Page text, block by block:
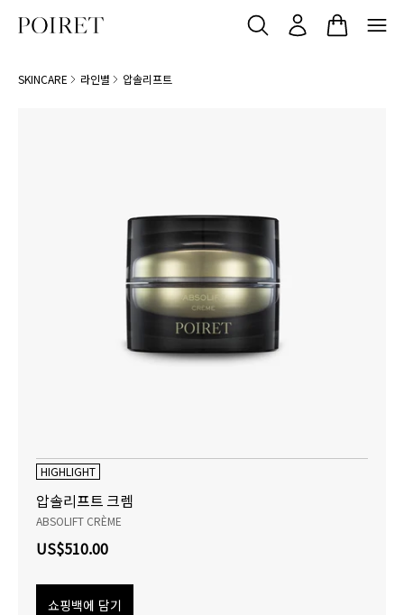
SKINCARE 라인별 압솔리프트
HIGHLIGHT
압솔리프트 크렘
ABSOLIFT CRÈME
US$510.00
쇼핑백에 담기